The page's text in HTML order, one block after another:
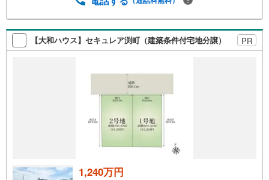
【大和ハウス】セキュレア渕町（建築条件付宅地分譲） PR
1,240万円